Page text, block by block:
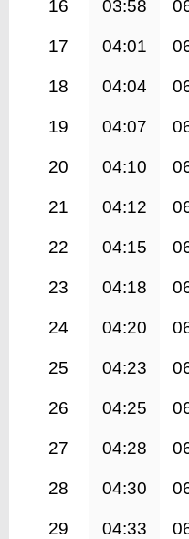
16 03:58
17 04:01
18 04:04
19 04:07
20 04:10
21 04:12
22 04:15
23 04:18
24 04:20
25 04:23
26 04:25
27 04:28
28 04:30
29 04:33